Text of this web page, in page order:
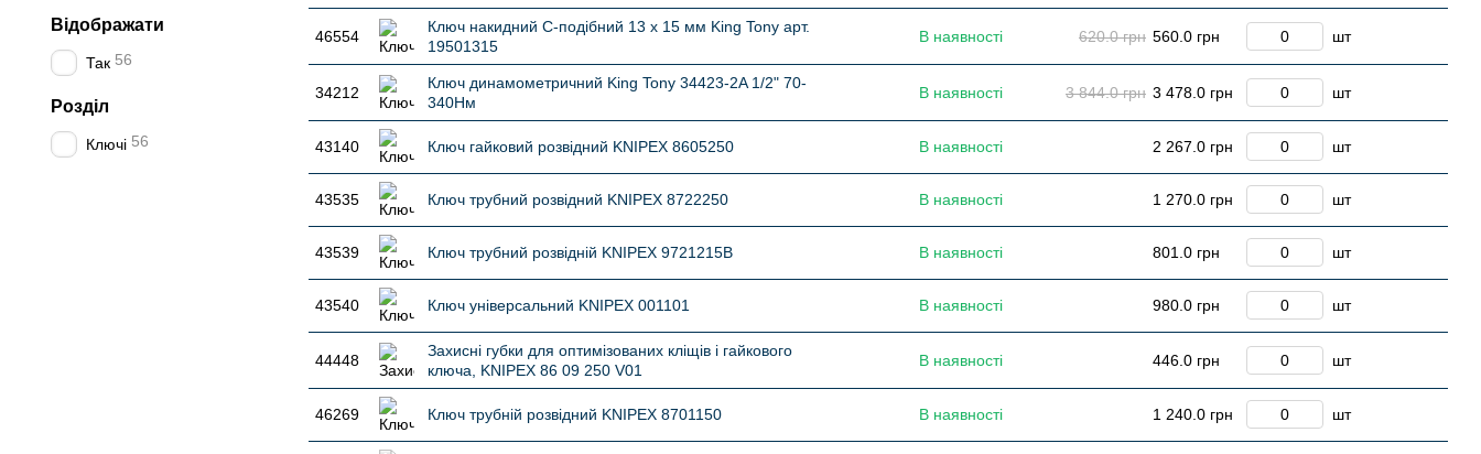
46554
Ключ накидний С-подібний 13 х 15 мм King Tony арт.
19501315
В наявності 620.0 грн 560.0 грн шт
34212
Ключ динамометричний King Tony 34423-2A 1/2" 70-
340Нм
В наявності 3 844.0 грн 3 478.0 грн шт
43140 Ключ гайковий розвідний KNIPEX 8605250 В наявності 2 267.0 грн шт
43535 Ключ трубний розвідний KNIPEX 8722250 В наявності 1 270.0 грн шт
43539 Ключ трубний розвідній KNIPEX 9721215В В наявності 801.0 грн шт
43540 Ключ універсальний KNIPEX 001101 В наявності 980.0 грн шт
44448
Захисні губки для оптимізованих кліщів і гайкового
ключа, KNIPEX 86 09 250 V01
В наявності 446.0 грн шт
46269 Ключ трубній розвідний KNIPEX 8701150 В наявності 1 240.0 грн шт
Відображати
Так 56
Розділ
Ключі 56